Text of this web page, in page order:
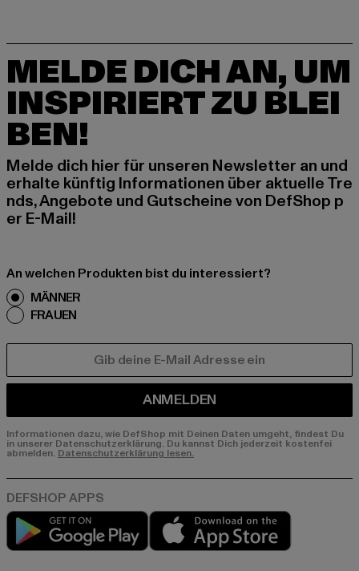
MELDE DICH AN, UM
INSPIRIERT ZU BLEI
BEN!
Melde dich hier für unseren Newsletter an und
erhalte künftig Informationen über aktuelle Tre
nds, Angebote und Gutscheine von DefShop p
er E-Mail!
An welchen Produkten bist du interessiert?
MÄNNER
FRAUEN
ANMELDEN
Informationen dazu, wie DefShop mit Deinen Daten umgeht, findest Du
in unserer Datenschutzerklärung. Du kannst Dich jederzeit kostenfei
abmelden. Datenschutzerklärung lesen.
Play market